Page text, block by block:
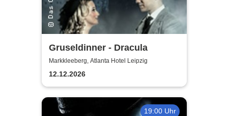
Gruseldinner - Dracula
Markkleeberg, Atlanta Hotel Leipzig
12.12.2026
19:00 Uhr